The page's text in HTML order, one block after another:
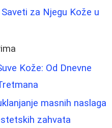
za Njegu Kože u
Kože: Od Dnevne
masnih naslaga
zahvata